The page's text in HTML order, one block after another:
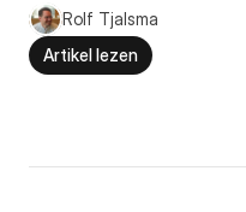
Rolf Tjalsma
Artikel lezen